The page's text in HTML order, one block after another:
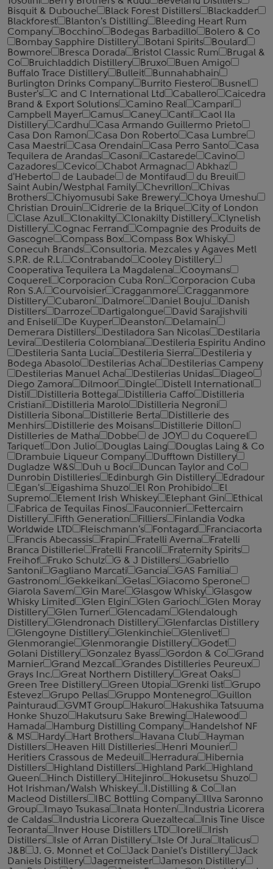
Bisquit & Dubouche
Black Forest Distillers
Blackadder
Blackforest
Blanton's Distilling
Bleeding Heart Rum
Company
Bocchino Bodegas Barbadillo
Bolero & Co
Bombay Sapphire Distillery
Botani Spirits
Boulard
Bowmore
Bresca Dorada Bristol Classic Rum
Brugal &
Co
Bruichladdich Distillery Bruxo
Buen Amigo
Buffalo Trace Distillery
Bulleit
Bunnahabhain
Burlington Drinks Company
Burrito Fiestero
Busnel
Buster's
C and C International Ltd Caballero
Caicedra
Brand & Export Solutions
Camino Real
Campari
Campbell Mayer
Camus Caney Canti
Caol Ila
Distillery
Cardhu
Casa Armando Guillermo Prieto
Casa Don Ramon
Casa Don Roberto
Casa Lumbre
Casa Maestri
Casa Orendain Casa Perro Santo
Casa
Tequilera de Arandas
Casoni Castarede
Cavino
Cazadores
Cevico Chabot Armagnac
Abkhaz
d'Heberto
de Laubade de Montifaud
du Breuil
Saint Aubin/Westphal Family
Chevrillon
Chivas
Brothers
Chiyomusubi Sake Brewery
Choya Umeshu
Christian Drouin
Cidrerie de la Brique
City of London
Clase Azul
Clonakilty Clonakilty Distillery
Clynelish
Distillery
Cognac Ferrand
Compagnie des Produits de
Gascogne
Compass Box
Compass Box Whisky
Conecuh Brands
Consultoria. Mezcales y Agaves Metl
S.P.R. de R.L.
Contrabando
Cooley Distillery
Cooperativa Tequilera La Magdalena
Cooymans
Coquerel
Corporacion Cuba Ron
Corporacion Cuba
Ron S.A.
Courvoisier Cragganmore
Cragganmore
Distillery
Cubaron Dalmore Daniel Bouju
Danish
Distillers
Darroze Dartigalongue
David Sarajishvili
and Eniseli
De Kuyper Deanston
Delamain
Demerara Distillers
Destiladora San Nicolas
Destilaria
Levira
Destileria Colombiana
Destileria Espiritu Andino
Destileria Santa Lucia
Destileria Sierra
Destileria y
Bodega Abasolo
Destilerias Acha
Destilerias Campeny
Destilerias Manuel Acha
Destilerias Unidas
Diageo
Diego Zamora
Dilmoor Dingle
Distell International
Distil
Distilleria Bottega Distilleria Caffo
Distilleria
Cristiani
Distilleria Marolo
Distilleria Negroni
Distilleria Sibona
Distillerie Berta
Distillerie des
Menhirs
Distillerie des Moisans
Distillerie Dillon
Distilleries de Matha
Dobbe de JOY
du Coquerel
Tariquet
Don Julio Douglas Laing
Douglas Laing & Co
Drambuie Liqueur Company
Dufftown Distillery
Dugladze W&S
Duh u Boci
Duncan Taylor and Co
Dunrobin Distilleries
Edinburgh Gin Distillery
Edradour
Egan's
Eigashima Shuzo El Ron Prohibido
El
Supremo
Element Irish Whiskey Elephant Gin
Ethical
Fabrica de Tequilas Finos
Fauconnier
Fettercairn
Distillery
Fifth Generation Filliers
Finlandia Vodka
Worldwide LTD
Fleischmann's Fontagard
Franciacorta
Francis Abecassis
Frapin Fratelli Averna
Fratelli
Branca Distillerie
Fratelli ‎Francoli
Fraternity Spirits
Freihof
Fruko Schulz G & J Distillers
Gabriello
Santoni
Gagliano Marcati Gancia
GAS Familia
Gastronom
Gekkeikan Gelas
Giacomo Sperone
Giarola Savem
Gin Mare Glasgow Whisky
Glasgow
Whisky Limited
Glen Elgin Glen Garioch
Glen Moray
Distillery
Glen Turner Glencadam
Glendalough
Distillery
Glendronach Distillery
Glenfarclas Distillery
Glengoyne Distillery
Glenkinchie
Glenlivet
Glenmorangie
Glenmorangie Distillery
Godet
Golani Distillery
Gonzalez Byass Gordon & Co
Grand
Marnier
Grand Mezcal
Grandes Distilleries Peureux
Grays Inc.
Great Northern Distillery
Great Oaks
Green Tree Distillery
Green Utopia Grenki list
Grupo
Estevez
Grupo Pellas Gruppo Montenegro
Guillon
Painturaud
GVMT Group Hakuro
Hakushika Tatsuuma
Honke Shuzo
Hakutsuru Sake Brewing
Halewood
Hamada
Hamburg Distilling Company
Handelshof NF
& MS
Hardy Hart Brothers Havana Club
Hayman
Distillers
Heaven Hill Distilleries
Henri Mounier
Heritiers Crassous de Medeuil
Herradura
Hibernia
Distillers
Highland Distillers Highland Park
Highland
Queen
Hinch Distillery Hitejinro
Hokusetsu Shuzo
Hot Irishman/Walsh Whiskey
I.Distilling & Co
Ian
Macleod Distillers
IBC Bottling Company
Illva Saronno
Group
Imayo Tsukasa Inata Honten
Industria Licorera
de Caldas
Industria Licorera Quezalteca
Inis Tine Uisce
Teoranta
Inver House Distillers LTD Ioreli
Irish
Distillers
Isle of Arran Distillery Isle Of Jura
Italicus
J&B
J. G. Monnet et Co Jack Daniel's Distillery
Jack
Daniels Distillery
Jagermeister
Jameson Distillery